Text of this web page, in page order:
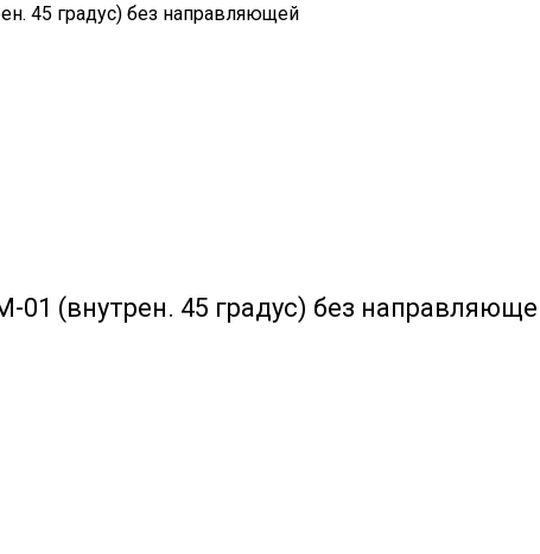
45 градус) без направляющей
(внутрен. 45 градус) без